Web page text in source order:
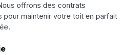
offrons des contrats
pour maintenir votre toit en parfait